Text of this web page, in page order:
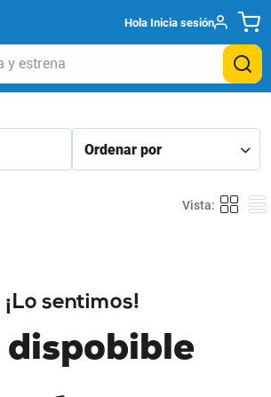
Hola Inicia sesión
¡Lo sentimos!
dispobible